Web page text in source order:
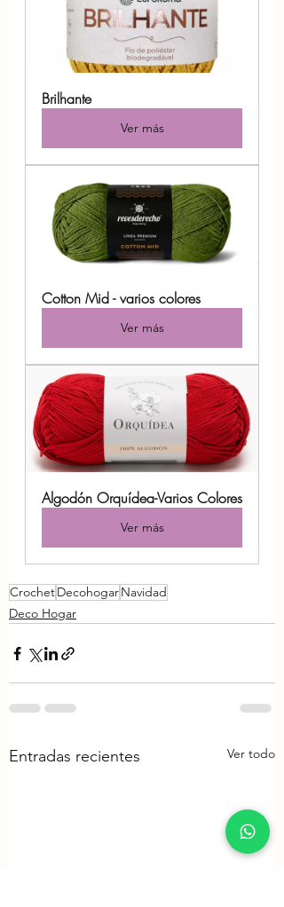
Brilhante
Ver más
Cotton Mid - varios colores
Ver más
Algodón Orquídea-Varios Colores
Ver más
CrochetDecohogarNavidad
Deco Hogar
Entradas recientes Ver todo